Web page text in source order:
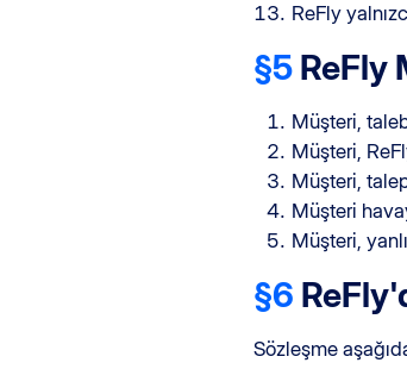
ReFly
§5 ReFly
Müşteri,
Müşteri,
Müşteri,
Müşteri
Müşteri,
§6
Sözleşme